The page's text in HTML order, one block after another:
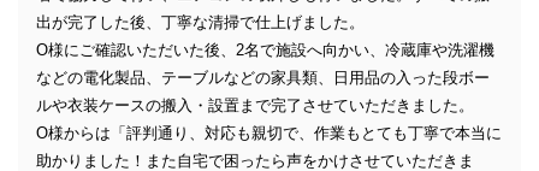
出が完了した後、丁寧な清掃で仕上げました。
O様にご確認いただいた後、2名で施設へ向かい、冷蔵庫や洗濯機
などの電化製品、テーブルなどの家具類、日用品の入った段ボー
ルや衣装ケースの搬入・設置まで完了させていただきました。
O様からは「評判通り、対応も親切で、作業もとても丁寧で本当に
助かりました！また自宅で困ったら声をかけさせていただきま